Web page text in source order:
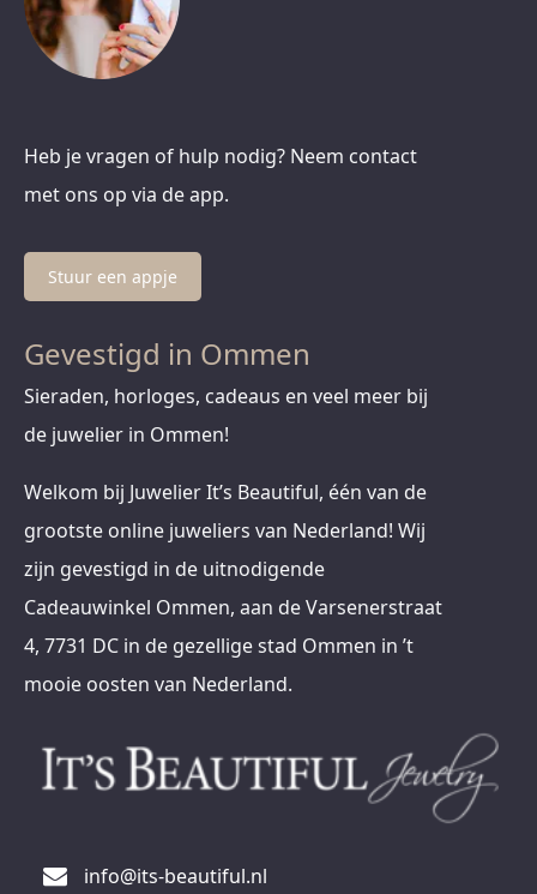
Heb je vragen of hulp nodig? Neem contact
met ons op via de app.
Stuur een appje
Gevestigd in Ommen
Sieraden, horloges, cadeaus en veel meer bij
de juwelier in Ommen!
Welkom bij Juwelier It’s Beautiful, één van de
grootste online juweliers van Nederland! Wij
zijn gevestigd in de uitnodigende
Cadeauwinkel Ommen, aan de Varsenerstraat
4, 7731 DC in de gezellige stad Ommen in ’t
mooie oosten van Nederland.
info@its-beautiful.nl